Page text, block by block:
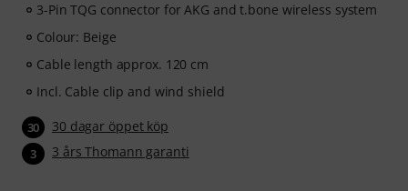
3-Pin TQG connector for AKG and t.bone wireless system
Colour: Beige
Cable length approx. 120 cm
Incl. Cable clip and wind shield
30 30 dagar öppet köp
3 3 års Thomann garanti